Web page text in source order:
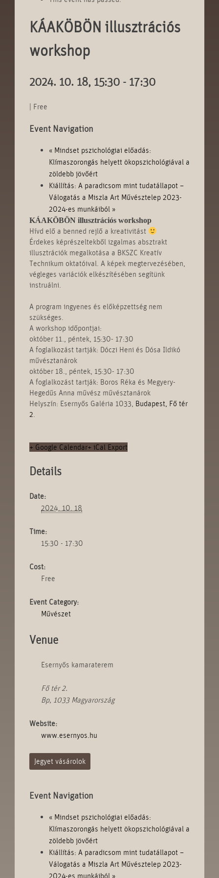
KÁAKÖBÖN illusztrációs
workshop
2024. 10. 18, 15:30 - 17:30
| Free
Event Navigation
« Mindset pszichológiai előadás:
Klímaszorongás helyett ökopszichológiával a
zöldebb jövőért
Kiállítás: A paradicsom mint tudatállapot –
Válogatás a Miszla Art Művésztelep 2023-
2024-es munkáiból »
KÁAKÖBÖN illusztrációs workshop
Hívd elő a benned rejlő a kreativitást
Érdekes képrészeltekből izgalmas absztrakt
illusztrációk megalkotása a BKSZC Kreatív
Technikum oktatóival. A képek megtervezésében,
végleges variációk elkészítésében segítünk
instruálni.
A program ingyenes és előképzettség nem
szükséges.
A workshop időpontjai:
október 11., péntek, 15:30- 17:30
A foglalkozást tartják: Dóczi Heni és Dósa Ildikó
művésztanárok
október 18., péntek, 15:30- 17:30
A foglalkozást tartják: Boros Réka és Megyery-
Hegedűs Anna művész művésztanárok
Helyszín: Esernyős Galéria 1033, Budapest, Fő tér
2.
+ Google Calendar+ iCal Export
Details
Date:
2024. 10. 18
Time:
15:30 - 17:30
Cost:
Free
Event Category:
Művészet
Venue
Esernyős kamaraterem
Fő tér 2.
Bp, 1033 Magyarország
Website:
www.esernyos.hu
Jegyet vásárolok
Event Navigation
« Mindset pszichológiai előadás:
Klímaszorongás helyett ökopszichológiával a
zöldebb jövőért
Kiállítás: A paradicsom mint tudatállapot –
Válogatás a Miszla Art Művésztelep 2023-
2024-es munkáiból »